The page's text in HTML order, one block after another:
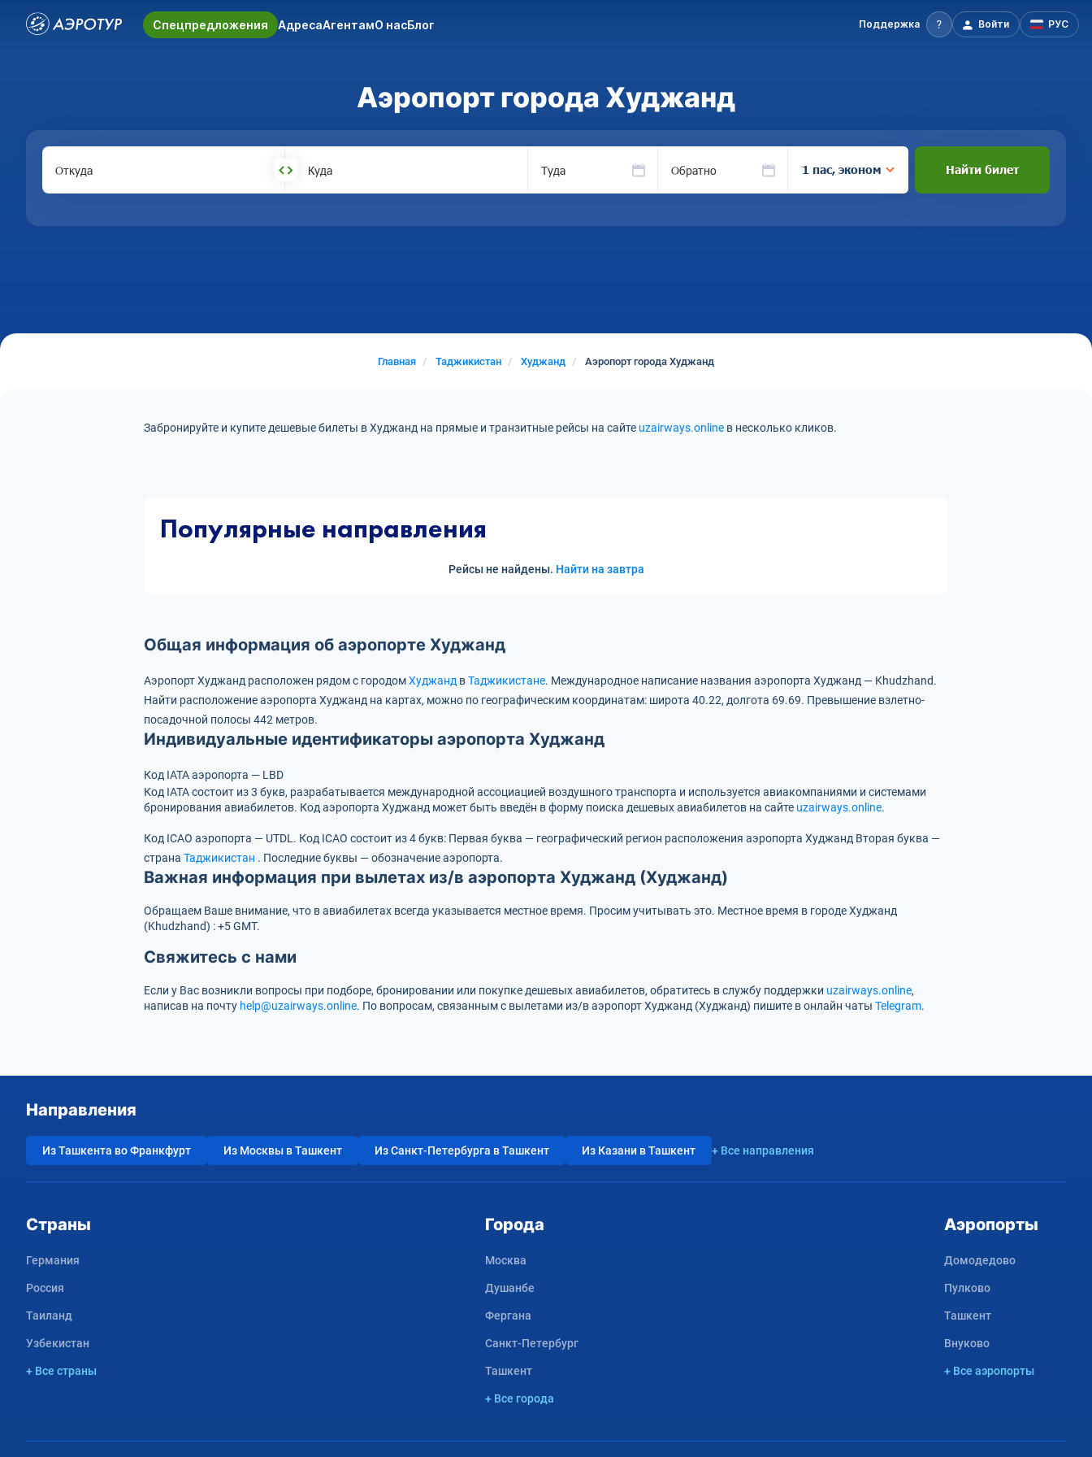
Спецпредложения АдресаАгентамО насБлог Поддержка Войти РУС
Аэропорт города Худжанд
Откуда Куда Туда Обратно 1 пас, эконом Найти билет
Главная Таджикистан Худжанд Аэропорт города Худжанд
Забронируйте и купите дешевые билеты в Худжанд на прямые и транзитные рейсы на сайте uzairways.online в несколько кликов.
Популярные направления
Рейсы не найдены. Найти на завтра
Общая информация об аэропорте Худжанд
Аэропорт Худжанд расположен рядом с городомХуджанд вТаджикистане. Международное написание названия аэропорта Худжанд — Khudzhand.
Найти расположение аэропорта Худжанд на картах, можно по географическим координатам: широта 40.22, долгота 69.69. Превышение взлетно-
посадочной полосы 442 метров.
Индивидуальные идентификаторы аэропорта Худжанд
Код IATA аэропорта — LBD
Код IATA состоит из 3 букв, разрабатывается международной ассоциацией воздушного транспорта и используется авиакомпаниями и системами
бронирования авиабилетов. Код аэропорта Худжанд может быть введён в форму поиска дешевых авиабилетов на сайте uzairways.online.
Код ICAO аэропорта — UTDL. Код ICAO состоит из 4 букв: Первая буква — географический регион расположения аэропорта Худжанд Вторая буква —
страна Таджикистан . Последние буквы — обозначение аэропорта.
Важная информация при вылетах из/в аэропорта Худжанд (Худжанд)
Обращаем Ваше внимание, что в авиабилетах всегда указывается местное время. Просим учитывать это. Местное время в городе Худжанд
(Khudzhand) : +5 GMT.
Свяжитесь с нами
Если у Вас возникли вопросы при подборе, бронировании или покупке дешевых авиабилетов, обратитесь в службу поддержки uzairways.online,
написав на почту help@uzairways.online. По вопросам, связанным с вылетами из/в аэропорт Худжанд (Худжанд) пишите в онлайн чаты Telegram.
Направления
Из Ташкента во Франкфурт Из Москвы в Ташкент Из Санкт-Петербурга в Ташкент Из Казани в Ташкент + Все направления
Страны
Германия
Россия
Таиланд
Узбекистан
+ Все страны
Города
Москва
Душанбе
Фергана
Санкт-Петербург
Ташкент
+ Все города
Аэропорты
Домодедово
Пулково
Ташкент
Внуково
+ Все аэропорты